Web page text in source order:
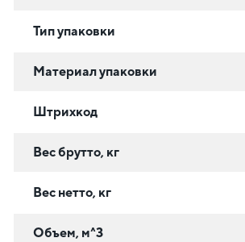
Тип упаковки
Материал упаковки
Штрихкод
Вес брутто, кг
Вес нетто, кг
Объем, м^3